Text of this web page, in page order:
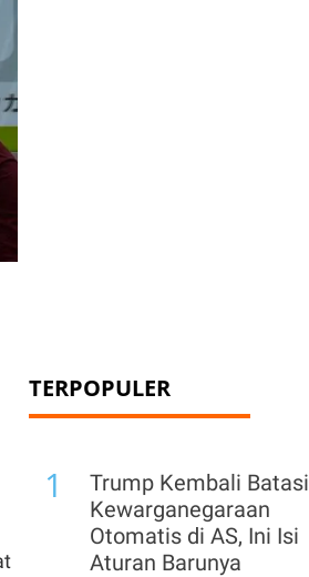
TERPOPULER
1
Trump Kembali Batasi
Kewarganegaraan
Otomatis di AS, Ini Isi
Aturan Barunya